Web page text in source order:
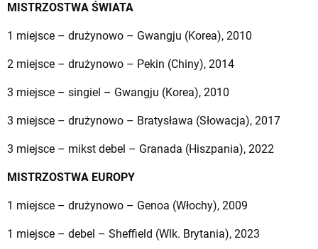
MISTRZOSTWA ŚWIATA
1 miejsce – drużynowo – Gwangju (Korea), 2010
2 miejsce – drużynowo – Pekin (Chiny), 2014
3 miejsce – singiel – Gwangju (Korea), 2010
3 miejsce – drużynowo – Bratysława (Słowacja), 2017
3 miejsce – mikst debel – Granada (Hiszpania), 2022
MISTRZOSTWA EUROPY
1 miejsce – drużynowo – Genoa (Włochy), 2009
1 miejsce – debel – Sheffield (Wlk. Brytania), 2023